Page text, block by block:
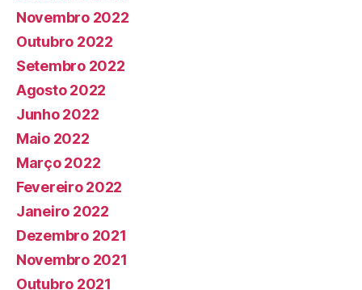
Novembro 2022
Outubro 2022
Setembro 2022
Agosto 2022
Junho 2022
Maio 2022
Março 2022
Fevereiro 2022
Janeiro 2022
Dezembro 2021
Novembro 2021
Outubro 2021